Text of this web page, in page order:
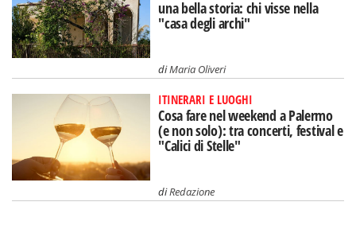
una bella storia: chi visse nella
"casa degli archi"
diMaria Oliveri
ITINERARI E LUOGHI
Cosa fare nel weekend a Palermo
(e non solo): tra concerti, festival e
"Calici di Stelle"
diRedazione